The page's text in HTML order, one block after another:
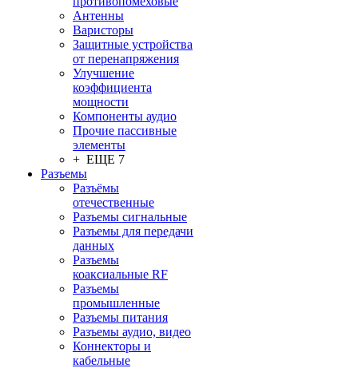
Антенны
Варисторы
Защитные устройства
от перенапряжения
Улучшение
коэффициента
мощности
Компоненты аудио
Прочие пассивные
элементы
+ ЕЩЕ 7
Разъeмы
Разъёмы
отечественные
Разъeмы сигнальные
Разъeмы для передачи
данных
Разъeмы
коаксиальные RF
Разъeмы
промышленные
Разъeмы питания
Разъeмы аудио, видео
Коннекторы и
кабельные